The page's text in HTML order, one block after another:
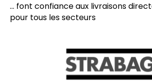
... font confiance aux livraisons
pour tous les secteurs